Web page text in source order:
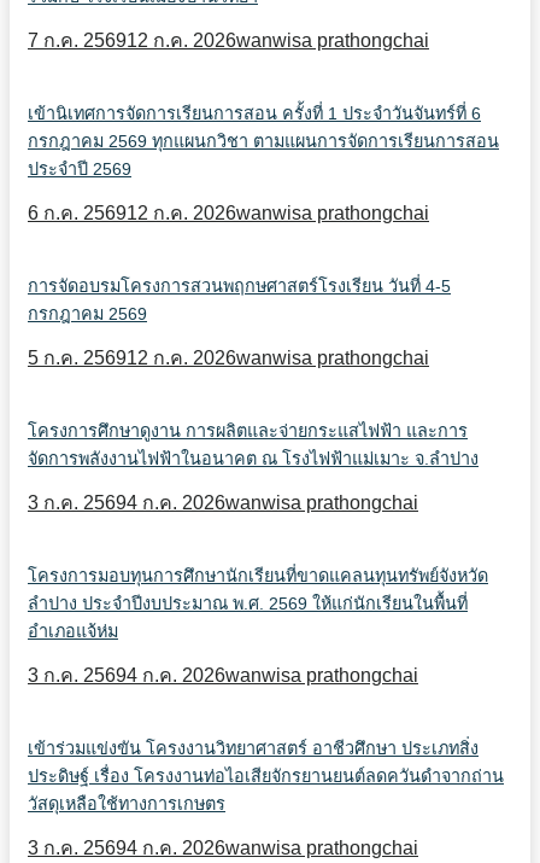
7 ก.ค. 256912 ก.ค. 2026wanwisa prathongchai
เข้านิเทศการจัดการเรียนการสอน ครั้งที่ 1 ประจำวันจันทร์ที่ 6
กรกฎาคม 2569 ทุกแผนกวิชา ตามแผนการจัดการเรียนการสอน
ประจำปี 2569
6 ก.ค. 256912 ก.ค. 2026wanwisa prathongchai
การจัดอบรมโครงการสวนพฤกษศาสตร์โรงเรียน วันที่ 4-5
กรกฎาคม 2569
5 ก.ค. 256912 ก.ค. 2026wanwisa prathongchai
โครงการศึกษาดูงาน การผลิตและจ่ายกระแสไฟฟ้า และการ
จัดการพลังงานไฟฟ้าในอนาคต ณ โรงไฟฟ้าแม่เมาะ จ.ลำปาง
3 ก.ค. 25694 ก.ค. 2026wanwisa prathongchai
โครงการมอบทุนการศึกษานักเรียนที่ขาดแคลนทุนทรัพย์จังหวัด
ลำปาง ประจำปีงบประมาณ พ.ศ. 2569 ให้แก่นักเรียนในพื้นที่
อำเภอแจ้ห่ม
3 ก.ค. 25694 ก.ค. 2026wanwisa prathongchai
เข้าร่วมแข่งขัน โครงงานวิทยาศาสตร์ อาชีวศึกษา ประเภทสิ่ง
ประดิษฐ์ เรื่อง โครงงานท่อไอเสียจักรยานยนต์ลดควันดำจากถ่าน
วัสดุเหลือใช้ทางการเกษตร
3 ก.ค. 25694 ก.ค. 2026wanwisa prathongchai